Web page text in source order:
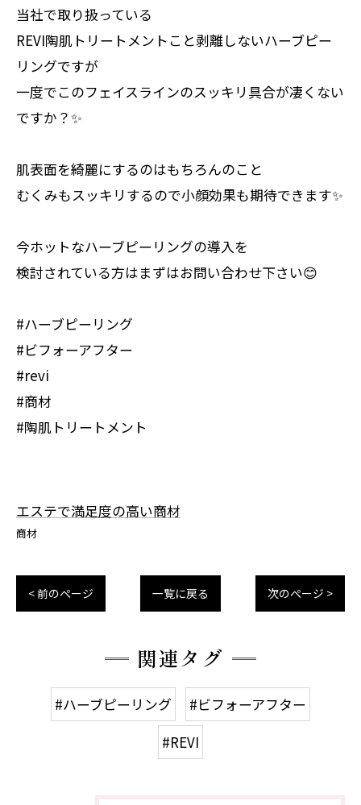
当社で取り扱っている
REVI陶肌トリートメントこと剥離しないハーブピー
リングですが
一度でこのフェイスラインのスッキリ具合が凄くない
ですか？✨
肌表面を綺麗にするのはもちろんのこと
むくみもスッキリするので小顔効果も期待できます✨
今ホットなハーブピーリングの導入を
検討されている方はまずはお問い合わせ下さい😊
#ハーブピーリング
#ビフォーアフター
#revi
#商材
#陶肌トリートメント
エステで満足度の高い商材
商材
< 前のページ 一覧に戻る 次のページ >
関連タグ
#ハーブピーリング
#ビフォーアフター
#REVI